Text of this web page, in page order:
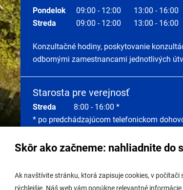
Skôr ako začneme: nahliadnite do
Ak navštívite stránku, ktorá zapisuje cookies, v
rýchlejšie. Náš web vám ponúkne relevantné
Pondelok 09:00 - 12:00
13:00 - 16:00
Streda
09:00 - 12:00 13:00 - 16:00
Konzultačné hodiny, poskytovanie
odbornými zamestnancami jednotlivých
Starosta pre verejnosť
Streda 8:00 - 16:00 *
* po predchádzajúcom telefonickom
info@lamac.sk